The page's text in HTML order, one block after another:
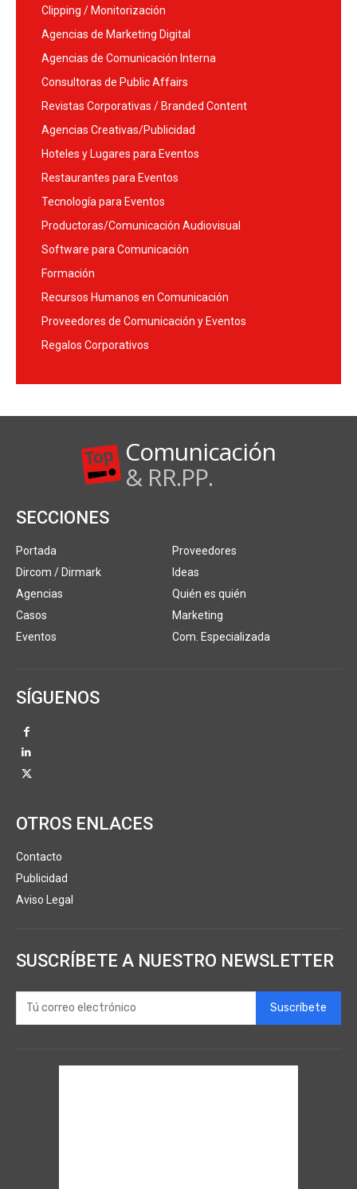
Clipping / Monitorización
Agencias de Marketing Digital
Agencias de Comunicación Interna
Consultoras de Public Affairs
Revistas Corporativas / Branded Content
Agencias Creativas/Publicidad
Hoteles y Lugares para Eventos
Restaurantes para Eventos
Tecnología para Eventos
Productoras/Comunicación Audiovisual
Software para Comunicación
Formación
Recursos Humanos en Comunicación
Proveedores de Comunicación y Eventos
Regalos Corporativos
Comunicación
& RR.PP.
SECCIONES
Portada
Dircom / Dirmark
Agencias
Casos
Eventos
Proveedores
Ideas
Quién es quién
Marketing
Com. Especializada
SÍGUENOS
OTROS ENLACES
Contacto
Publicidad
Aviso Legal
SUSCRÍBETE A NUESTRO NEWSLETTER
Suscríbete